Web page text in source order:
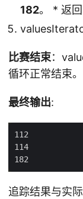
182。 * 返回
比赛结束：
循环正常结束。
最终输出:
追踪结果与实